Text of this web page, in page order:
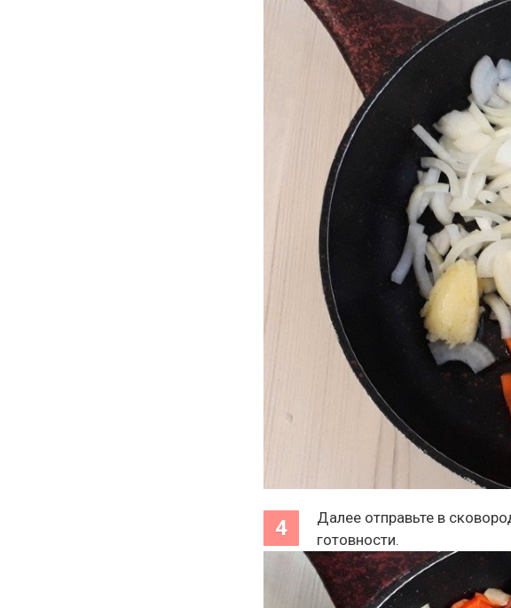
Далее отправьте в
готовности.